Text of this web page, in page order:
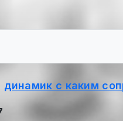
динамик с каким